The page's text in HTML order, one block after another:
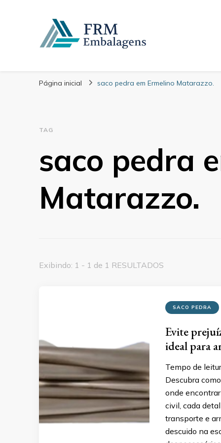
FRM Embalagens
Página inicial saco pedra em Ermelino Matarazzo.
TAG
saco pedra
Matarazzo.
Exibindo: 1 - 1 de 1 RESULTADOS
SACO PEDRA
Evite
ideal para
Tempo de
Descubra
onde
civil, cada
transporte e
descuido na